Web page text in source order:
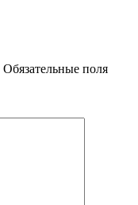
Обязательные поля